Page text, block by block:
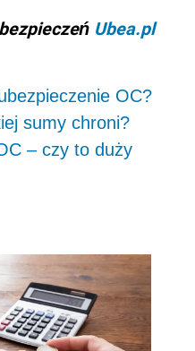
Ubea.pl
OC?
sumy chroni?
– czy to duży